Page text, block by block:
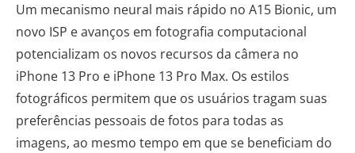
Um mecanismo neural mais rápido no A15 Bionic, um
novo ISP e avanços em fotografia computacional
potencializam os novos recursos da câmera no
iPhone 13 Pro e iPhone 13 Pro Max. Os estilos
fotográficos permitem que os usuários tragam suas
preferências pessoais de fotos para todas as
imagens, ao mesmo tempo em que se beneficiam do